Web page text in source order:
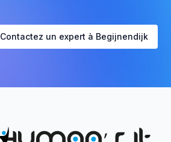
Contactez un expert à Begijnendijk